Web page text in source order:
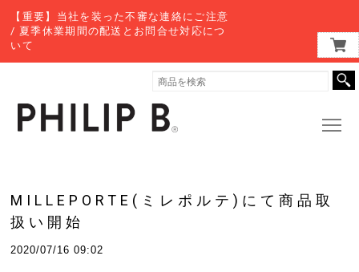
【重要】当社を装った不審な連絡にご注意
/ 夏季休業期間の配送とお問合せ対応につ
いて
MILLEPORTE(ミレポルテ)にて商品取
扱い開始
2020/07/16 09:02